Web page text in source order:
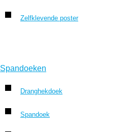
Zelfklevende poster
Spandoeken
Dranghekdoek
Spandoek